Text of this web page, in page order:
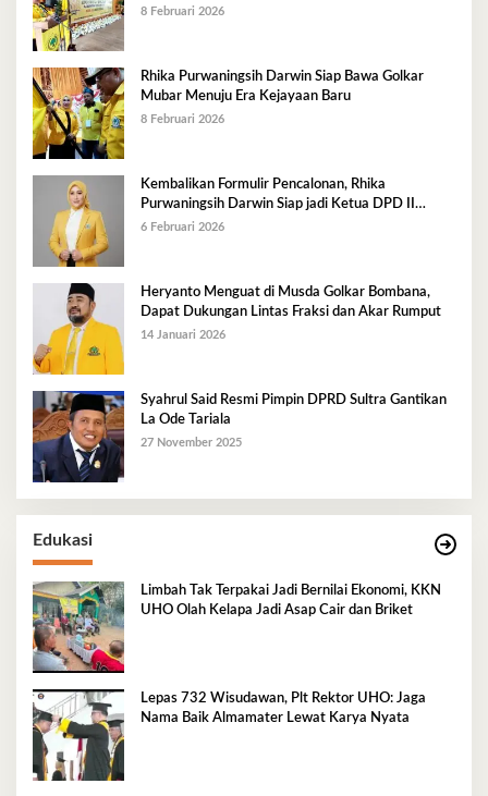
8 Februari 2026
Rhika Purwaningsih Darwin Siap Bawa Golkar
Mubar Menuju Era Kejayaan Baru
8 Februari 2026
Kembalikan Formulir Pencalonan, Rhika
Purwaningsih Darwin Siap jadi Ketua DPD II
Golkar Mubar
6 Februari 2026
Heryanto Menguat di Musda Golkar Bombana,
Dapat Dukungan Lintas Fraksi dan Akar Rumput
14 Januari 2026
Syahrul Said Resmi Pimpin DPRD Sultra Gantikan
La Ode Tariala
27 November 2025
Edukasi
Limbah Tak Terpakai Jadi Bernilai Ekonomi, KKN
UHO Olah Kelapa Jadi Asap Cair dan Briket
Lepas 732 Wisudawan, Plt Rektor UHO: Jaga
Nama Baik Almamater Lewat Karya Nyata